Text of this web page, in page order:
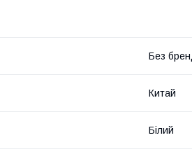
Без
Китай
Білий